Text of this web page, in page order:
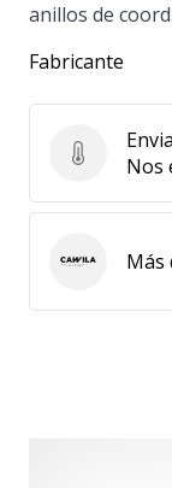
anillos de
Fabricante
EnviarNos
CawilaMás